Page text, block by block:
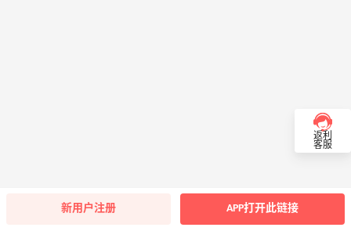
返利
客服
新用户注册 APP打开此链接